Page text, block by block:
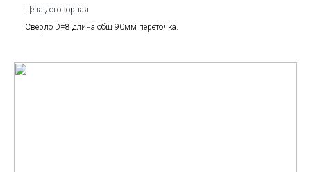
Цена договорная
Сверло D=8 длина общ 90мм переточка.